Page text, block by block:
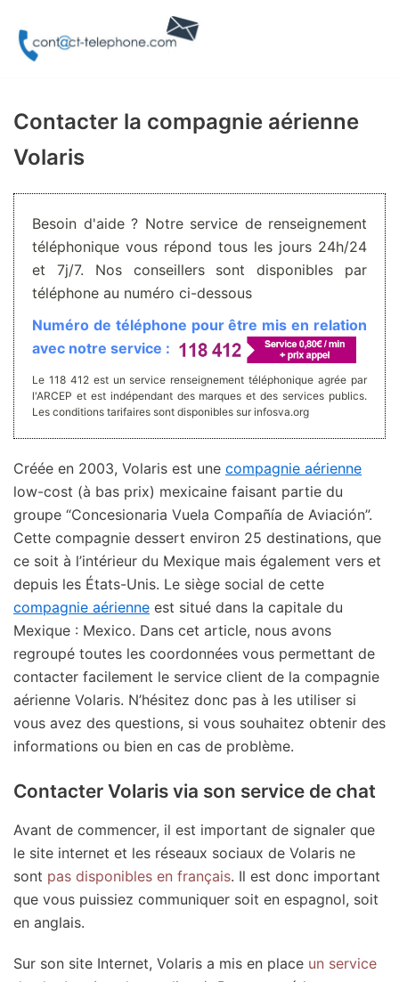
Aller
Contacter la compagnie aérienne
Volaris
Besoin d'aide ? Notre service de renseignement
téléphonique vous répond tous les jours 24h/24
et 7j/7. Nos conseillers sont disponibles par
téléphone au numéro ci-dessous
Numéro de téléphone pour être mis en relation
avec notre service :
Le 118 412 est un service renseignement téléphonique agrée par
l'ARCEP et est indépendant des marques et des services publics.
Les conditions tarifaires sont disponibles sur infosva.org
Créée en 2003, Volaris est une compagnie aérienne
low-cost (à bas prix) mexicaine faisant partie du
groupe “Concesionaria Vuela Compañía de Aviación”.
Cette compagnie dessert environ 25 destinations, que
ce soit à l’intérieur du Mexique mais également vers et
depuis les États-Unis. Le siège social de cette
compagnie aérienne est situé dans la capitale du
Mexique : Mexico. Dans cet article, nous avons
regroupé toutes les coordonnées vous permettant de
contacter facilement le service client de la compagnie
aérienne Volaris. N’hésitez donc pas à les utiliser si
vous avez des questions, si vous souhaitez obtenir des
informations ou bien en cas de problème.
Contacter Volaris via son service de chat
Avant de commencer, il est important de signaler que
le site internet et les réseaux sociaux de Volaris ne
sont pas disponibles en français. Il est donc important
que vous puissiez communiquer soit en espagnol, soit
en anglais.
Sur son site Internet, Volaris a mis en place un service